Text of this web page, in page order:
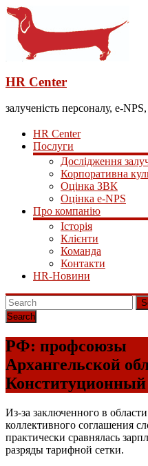
HR Center
залученість персоналу, e-
HR Center
Послуги
Дослідження
Корпоративна
Оцінка ЗВК
Оцінка e-NPS
Про компанію
Історія
Клієнти
Команда
Контакти
HR-Новини
РФ: профсоюзы
Архангельской
Конституционный
Из-за заключенного в
коллективного соглашения
практически сравнялась
разряды тарифной сетки.